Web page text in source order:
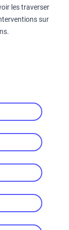
les traverser
sur